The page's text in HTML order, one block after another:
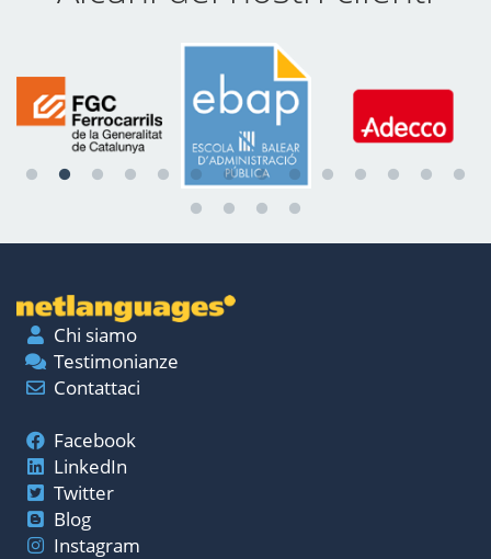
Chi siamo
Testimonianze
Contattaci
Facebook
LinkedIn
Twitter
Blog
Instagram